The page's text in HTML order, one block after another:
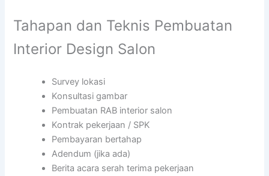
Tahapan dan Teknis Pembuatan
Interior Design Salon
Survey lokasi
Konsultasi gambar
Pembuatan RAB interior salon
Kontrak pekerjaan / SPK
Pembayaran bertahap
Adendum (jika ada)
Berita acara serah terima pekerjaan